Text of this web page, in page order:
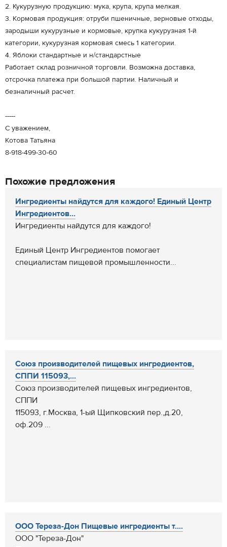
2. Кукурузную продукцию: мука, крупа, крупа мелкая.
3. Кормовая продукция: отруби пшеничные, зерновые отходы,
зародыши кукурузные и кормовые, крупка кукурузная 1-й
категории, кукурузная кормовая смесь 1 категории.
4. Яблоки стандартные и н/стандарстные
Работает склад розничной торговли. Возможна доставка,
отсрочка платежа при большой партии. Наличный и
безналичный расчет.
-----
С уважением,
Котова Татьяна
8-918-499-30-60
Похожие предложения
Ингредиенты найдутся для каждого! Единый Центр
Ингредиентов...
Ингредиенты найдутся для каждого!
Единый Центр Ингредиентов помогает
специалистам пищевой промышленности...
Союз производителей пищевых ингредиентов,
СППИ 115093,...
Союз производителей пищевых ингредиентов,
СППИ
115093, г.Москва, 1-ый Щипковский пер.,д.20,
оф.209 ...
ООО Тереза-Дон Пищевые ингредиенты т....
ООО "Тереза-Дон"